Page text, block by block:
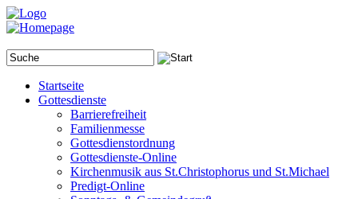
Startseite
Gottesdienste
Barrierefreiheit
Familienmesse
Gottesdienstordnung
Gottesdienste-Online
Kirchenmusik aus St.Christophorus und St.Michael
Predigt-Online